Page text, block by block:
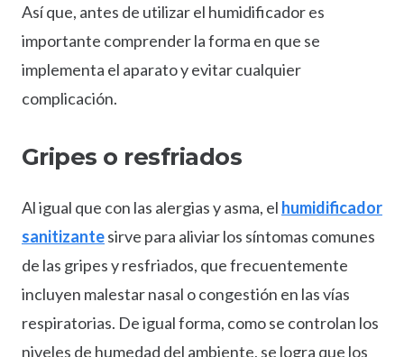
Así que, antes de utilizar el humidificador es
importante comprender la forma en que se
implementa el aparato y evitar cualquier
complicación.
Gripes o resfriados
Al igual que con las alergias y asma, el humidificador
sanitizantesirve para aliviar los síntomas comunes
de las gripes y resfriados, que frecuentemente
incluyen malestar nasal o congestión en las vías
respiratorias. De igual forma, como se controlan los
niveles de humedad del ambiente, se logra que los